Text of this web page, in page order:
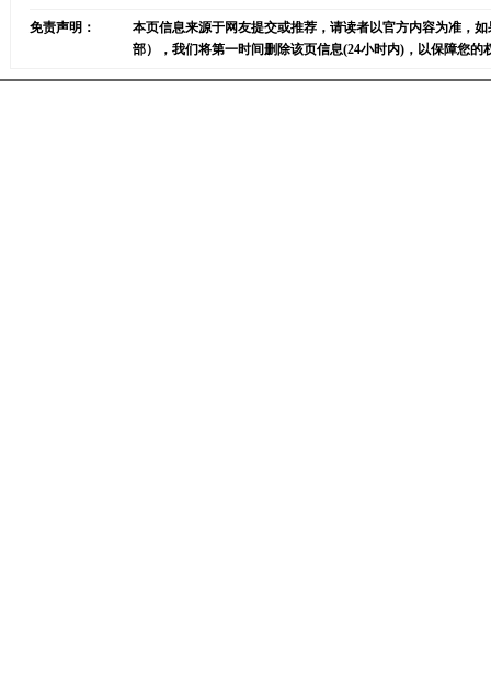
免责声明：
本页信息来源于网友提交或推荐，请读者以官方内容为准，
部），我们将第一时间删除该页信息(24小时内)，以保障您的